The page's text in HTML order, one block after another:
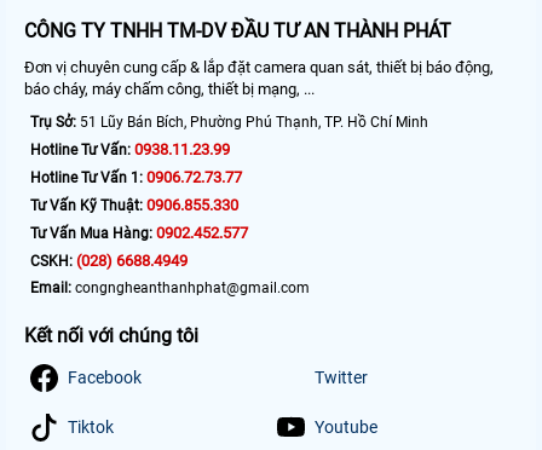
CÔNG TY TNHH TM-DV ĐẦU TƯ AN THÀNH PHÁT
Đơn vị chuyên cung cấp & lắp đặt camera quan sát, thiết bị báo động,
báo cháy, máy chấm công, thiết bị mạng, ...
Trụ Sở: 51 Lũy Bán Bích, Phường Phú Thạnh, TP. Hồ Chí Minh
Hotline Tư Vấn: 0938.11.23.99
Hotline Tư Vấn 1: 0906.72.73.77
Tư Vấn Kỹ Thuật: 0906.855.330
Tư Vấn Mua Hàng: 0902.452.577
CSKH: (028) 6688.4949
Email: congngheanthanhphat@gmail.com
Kết nối với chúng tôi
Facebook Twitter
Tiktok Youtube